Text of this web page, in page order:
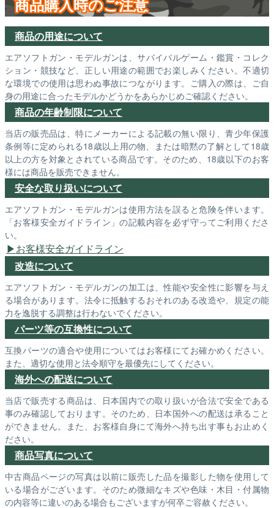
商品購入時のご注意
商品の用途について
エアソフトガン・モデルガンは、サバイバルゲーム・鑑賞・コレク
ション・競技など、正しい用途の範囲でお楽しみください。不適切
な環境での使用は思わぬ事故につながります。ご購入の際は、ご自
身の用途に合ったモデルかどうかをあらかじめご確認ください。
商品の年齢制限について
当店の販売品は、特にメーカーによる記載の無い限り、青少年保護
条例等に定められる18歳以上用の物、または暗黙の了解として18歳
以上の方を対象とされている商品です。そのため、18歳以下のお客
様には商品を販売できません。
安全な取り扱いについて
エアソフトガン・モデルガンは使用方法を誤ると危険を伴います。
「お客様安全ガイドライン」の記載内容を必ず守ってご利用くださ
い。
お客様安全ガイドライン
改造について
エアソフトガン・モデルガンの加工は、性能や安全性に影響を与え
る場合があります。法令に抵触するおそれのある改造や、規定の能
力を逸脱する調整は行わないでください。
パーツ等の互換性について
互換パーツの適合や使用についてはお客様にてお確かめください。
また、適切な使用と法令順守を最優先にしてください。
海外への配送について
当店で販売する商品は、日本国内での取り扱いが合法で安全である
事のみ確認しております。そのため、日本国外への配送は承ること
ができません。また、お客様自身にて海外へ持ち出す事もお止めく
ださい。
商品写真について
中古商品ページの写真は以前に販売した品を撮影した物を使用して
いる場合がございます。そのため微細なキズや色味・木目・付属物
の内容等に違いのある場合もございますが何卒ご容赦ください。